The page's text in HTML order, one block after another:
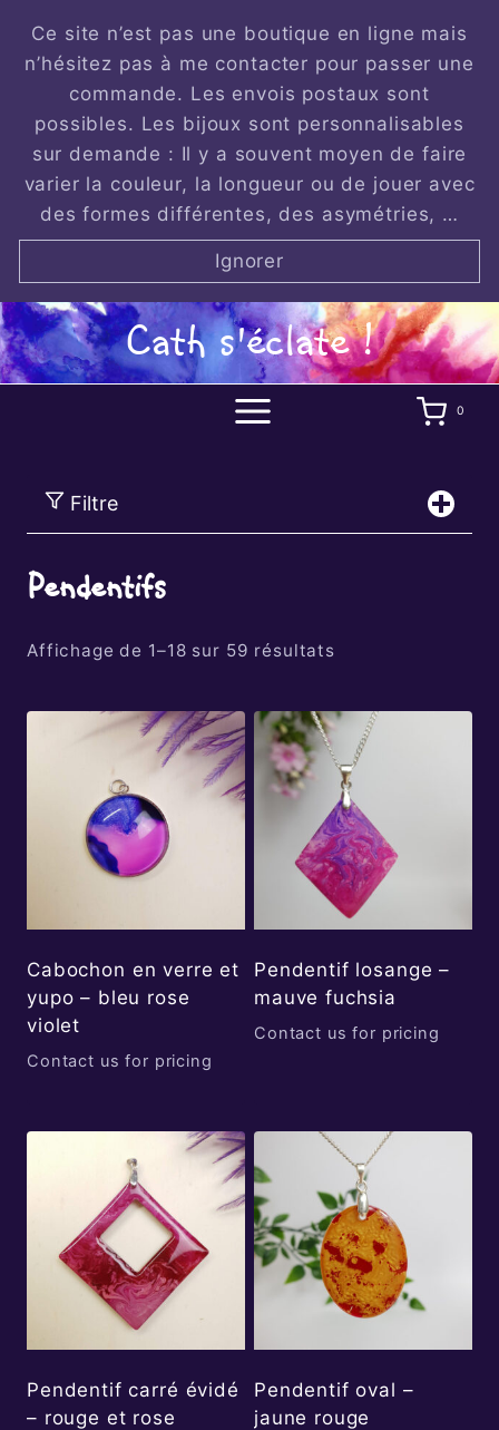
content
Ce site n’est pas une boutique en ligne mais
n’hésitez pas à me contacter pour passer une
commande. Les envois postaux sont
possibles. Les bijoux sont personnalisables
sur demande : Il y a souvent moyen de faire
varier la couleur, la longueur ou de jouer avec
des formes différentes, des asymétries, …
Ignorer
Cath s'éclate !
0
Pendentifs
Affichage de 1–18 sur 59 résultats
Cabochon en verre et
yupo – bleu rose
violet
Contact us for pricing
Pendentif losange –
mauve fuchsia
Contact us for pricing
Pendentif carré évidé
– rouge et rose
Pendentif oval –
jaune rouge
Filtre